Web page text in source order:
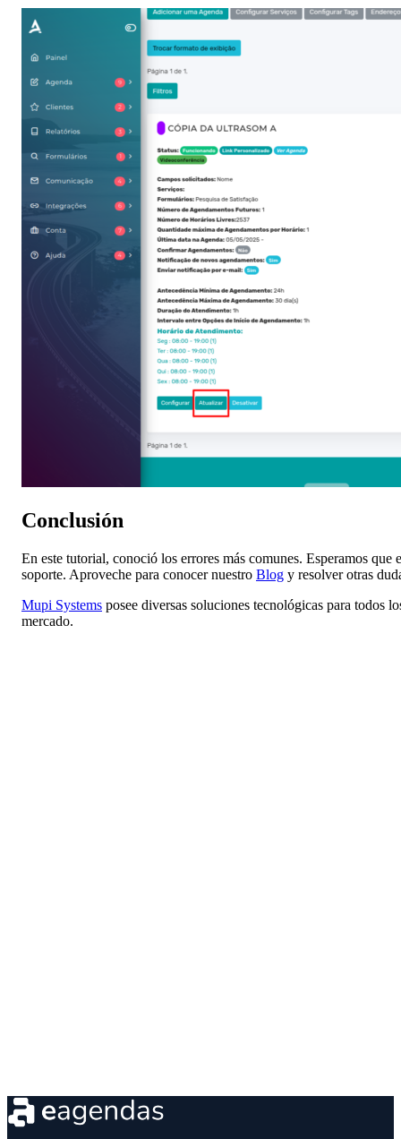
Conclusión
En este tutorial, conoció los errores más comunes. Esperamos
soporte. Aproveche para conocer nuestro Blog y resolver otras
Mupi Systems posee diversas soluciones tecnológicas para todos
mercado.